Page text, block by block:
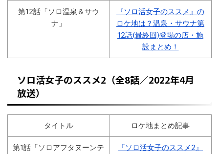
第12話「ソロ温泉＆サウ
ナ」
『ソロ活女子のススメ』の
ロケ地は？温泉・サウナ第
12話(最終回)登場の店・施
設まとめ！
ソロ活女子のススメ2（全8話／2022年4月
放送）
タイトル ロケ地まとめ記事
第1話「ソロアフタヌーンテ
『ソロ活女子のススメ2』